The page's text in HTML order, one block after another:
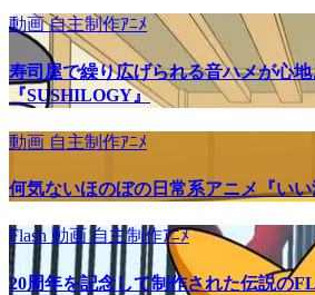
動画自主制作ｱﾆﾒ
寿司屋で繰り広げられる音ハメが心
『SUSHILOGY』
動画 自主制作ｱﾆﾒ
何気ないほのぼの日常系アニメ『いい
Flash 動画自主制作ｱﾆﾒ
20周年を記念して制作された伝説の